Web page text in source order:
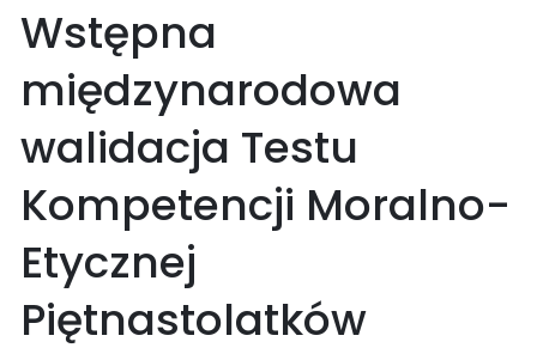
Wstępna
międzynarodowa
walidacja Testu
Kompetencji Moralno-
Etycznej
Piętnastolatków